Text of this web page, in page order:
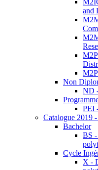
and
Non
ND
PEI
Catalogue 2019
Bachelor
BS
Cycle
X -